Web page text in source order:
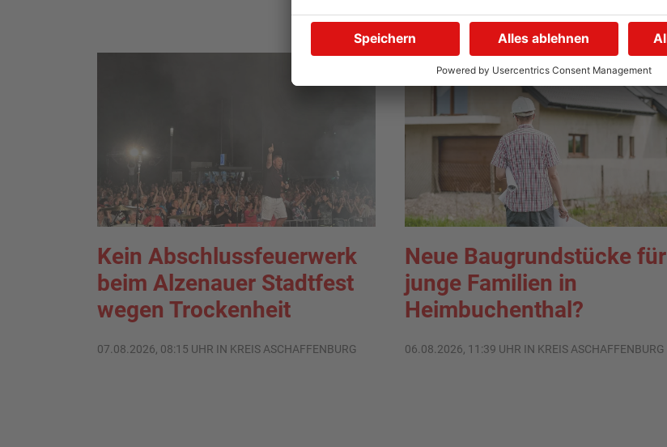
Kein Abschlussfeuerwerk
beim Alzenauer Stadtfest
wegen Trockenheit
07.08.2026, 08:15 UHR IN KREIS ASCHAFFENBURG
TOPNEWS
Neue Baugrundstücke für
junge Familien in
Heimbuchenthal?
06.08.2026, 11:39 UHR IN KREIS ASCHAFFENBURG